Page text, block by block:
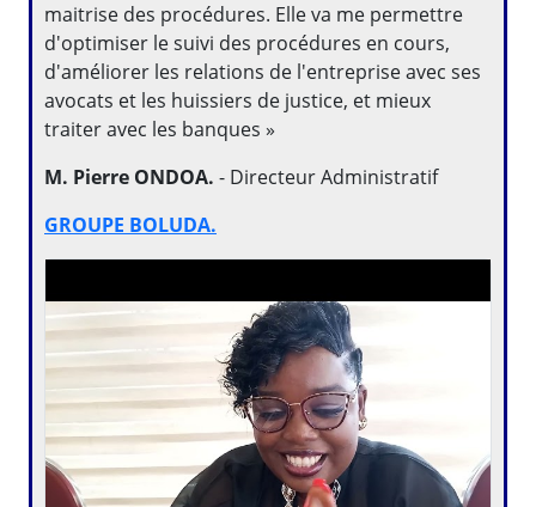
maitrise des procédures. Elle va me permettre
d'optimiser le suivi des procédures en cours,
d'améliorer les relations de l'entreprise avec ses
avocats et les huissiers de justice, et mieux
traiter avec les banques »
M. Pierre ONDOA. - Directeur Administratif
GROUPE BOLUDA.